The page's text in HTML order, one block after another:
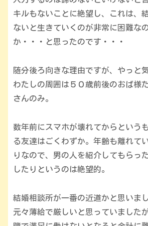
キルもないことに絶望し、これは、
ないと生きていくのが非常に困難な
か・・・と思ったのです・・・
随分後ろ向きな理由ですが、やっと
わたしの周囲は５０歳前後のおば様
さんのみ。
数年前にスマホが壊れてからという
る友達はごくわずか。年齢も離れて
りなので、男の人を紹介してもらっ
したりというのは絶望的。
結婚相談所が一番の近道かと思いま
元々薄給で厳しいと思っていました